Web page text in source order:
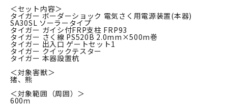
＜セット内容＞
タイガー ボーダーショック 電気さく用電源装置(本器)
SA30SL ソーラータイプ
タイガー ガイシ付FRP支柱 FRP93
タイガー さく線 PS520B 2.0mm×500m巻
タイガー 出入口 ゲートセット1
タイガー クイックテスター
タイガー 本器設置杭
＜対象害獣＞
猪、熊
＜対象範囲（周囲）＞
600ｍ